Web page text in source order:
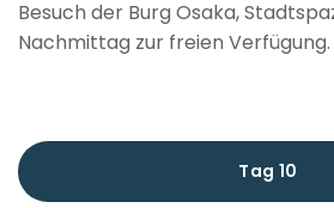
Besuch der Burg Osaka,
Nachmittag zur freien Verfügung.
Tag 10